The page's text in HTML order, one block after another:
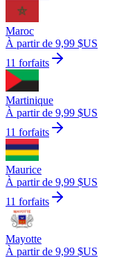
Maroc
À partir de 9,99 $US
11 forfaits
Martinique
À partir de 9,99 $US
11 forfaits
Maurice
À partir de 9,99 $US
11 forfaits
Mayotte
À partir de 9,99 $US